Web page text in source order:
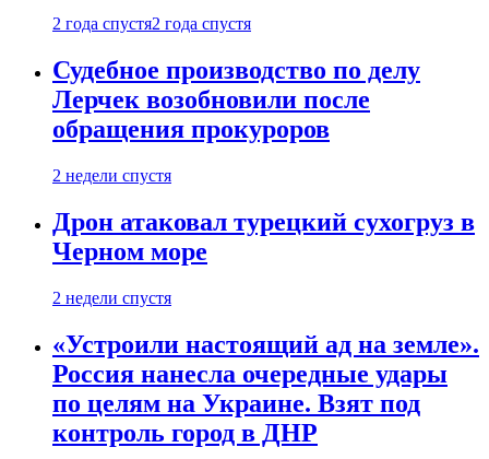
2 года спустя2 года спустя
Судебное производство по делу
Лерчек возобновили после
обращения прокуроров
2 недели спустя
Дрон атаковал турецкий сухогруз в
Черном море
2 недели спустя
«Устроили настоящий ад на земле».
Россия нанесла очередные удары
по целям на Украине. Взят под
контроль город в ДНР